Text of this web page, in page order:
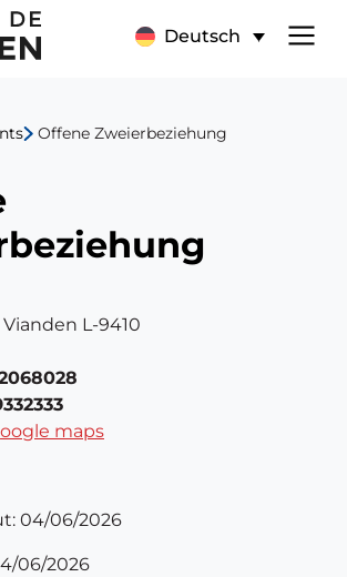
Deutsch
Offene Zweierbeziehung
L-9410
maps
04/06/2026
06/2026